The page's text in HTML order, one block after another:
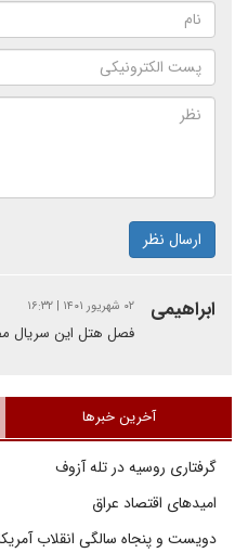
ارسال نظر
ابراهیمی ۰۲ شهریور ۱۴۰۱ | ۱۶:۳۲
فصل هتل این سریال
آخرین خبرها
گرفتاری روسیه در تله آزوف
امیدهای اقتصاد عراق
دویست و پنجاه سالگی انقلاب آمریکا